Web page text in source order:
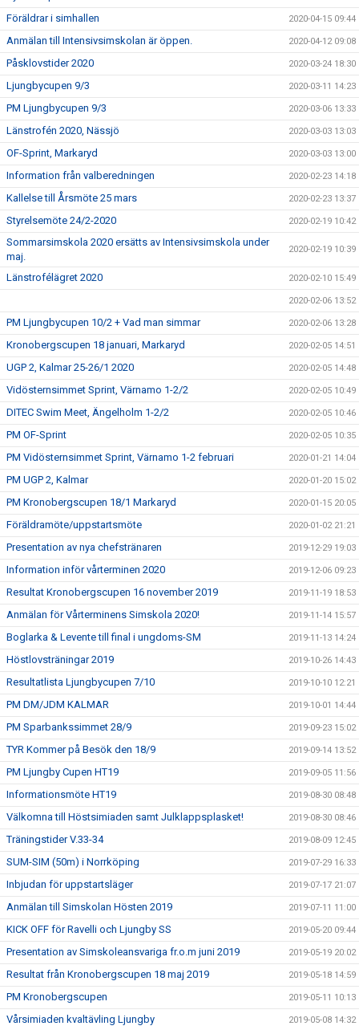
Föräldrar i simhallen 2020-04-15 09:44
Anmälan till Intensivsimskolan är öppen. 2020-04-12 09:08
Påsklovstider 2020 2020-03-24 18:30
Ljungbycupen 9/3 2020-03-11 14:23
PM Ljungbycupen 9/3 2020-03-06 13:33
Länstrofén 2020, Nässjö 2020-03-03 13:03
OF-Sprint, Markaryd 2020-03-03 13:00
Information från valberedningen 2020-02-23 14:18
Kallelse till Årsmöte 25 mars 2020-02-23 13:37
Styrelsemöte 24/2-2020 2020-02-19 10:42
Sommarsimskola 2020 ersätts av Intensivsimskola under
maj.
2020-02-19 10:39
Länstrofélägret 2020 2020-02-10 15:49
2020-02-06 13:52
PM Ljungbycupen 10/2 + Vad man simmar 2020-02-06 13:28
Kronobergscupen 18 januari, Markaryd 2020-02-05 14:51
UGP 2, Kalmar 25-26/1 2020 2020-02-05 14:48
Vidösternsimmet Sprint, Värnamo 1-2/2 2020-02-05 10:49
DITEC Swim Meet, Ängelholm 1-2/2 2020-02-05 10:46
PM OF-Sprint 2020-02-05 10:35
PM Vidösternsimmet Sprint, Värnamo 1-2 februari 2020-01-21 14:04
PM UGP 2, Kalmar 2020-01-20 15:02
PM Kronobergscupen 18/1 Markaryd 2020-01-15 20:05
Föräldramöte/uppstartsmöte 2020-01-02 21:21
Presentation av nya chefstränaren 2019-12-29 19:03
Information inför vårterminen 2020 2019-12-06 09:23
Resultat Kronobergscupen 16 november 2019 2019-11-19 18:53
Anmälan för Vårterminens Simskola 2020! 2019-11-14 15:57
Boglarka & Levente till final i ungdoms-SM 2019-11-13 14:24
Höstlovsträningar 2019 2019-10-26 14:43
Resultatlista Ljungbycupen 7/10 2019-10-10 12:21
PM DM/JDM KALMAR 2019-10-01 14:44
PM Sparbankssimmet 28/9 2019-09-23 15:02
TYR Kommer på Besök den 18/9 2019-09-14 13:52
PM Ljungby Cupen HT19 2019-09-05 11:56
Informationsmöte HT19 2019-08-30 08:48
Välkomna till Höstsimiaden samt Julklappsplasket! 2019-08-30 08:46
Träningstider V.33-34 2019-08-09 12:45
SUM-SIM (50m) i Norrköping 2019-07-29 16:33
Inbjudan för uppstartsläger 2019-07-17 21:07
Anmälan till Simskolan Hösten 2019 2019-07-11 11:00
KICK OFF för Ravelli och Ljungby SS 2019-05-20 09:44
Presentation av Simskoleansvariga fr.o.m juni 2019 2019-05-19 20:02
Resultat från Kronobergscupen 18 maj 2019 2019-05-18 14:59
PM Kronobergscupen 2019-05-11 10:13
Vårsimiaden kvaltävling Ljungby 2019-05-08 14:32